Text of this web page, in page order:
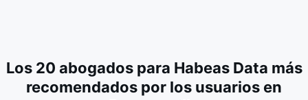
Los 20 abogados para Habeas Data más
recomendados por los usuarios en